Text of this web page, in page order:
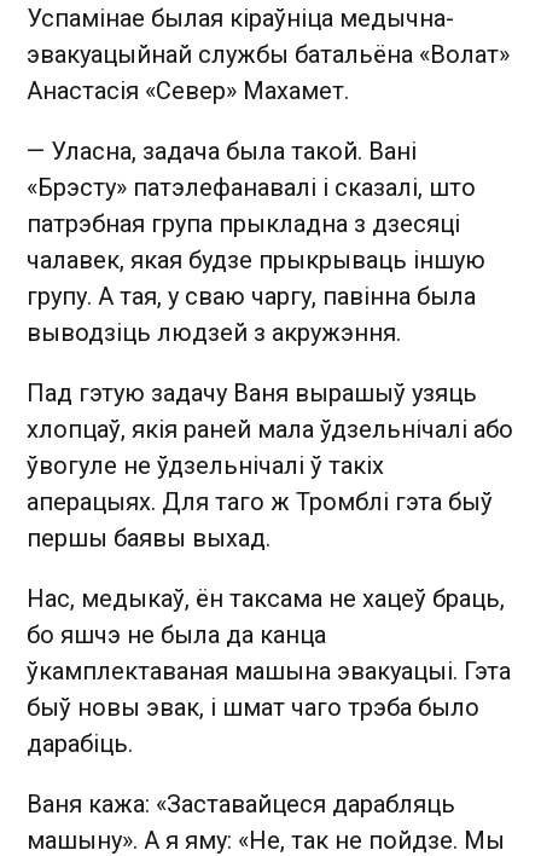
Успамінае былая кіраўніца медычна-
эвакуацыйнай службы батальёна «Волат»
Анастасія «Север» Махамет.
— Уласна, задача была такой. Вані
«Брэсту» патэлефанавалі і сказалі, што
патрэбная група прыкладна з дзесяці
чалавек, якая будзе прыкрываць іншую
групу. А тая, у сваю чаргу, павінна была
выводзіць людзей з акружэння.
Пад гэтую задачу Ваня вырашыў узяць
хлопцаў, якія раней мала ўдзельнічалі або
ўвогуле не ўдзельнічалі ў такіх
аперацыях. Для таго ж Тромблі гэта быў
першы баявы выхад.
Нас, медыкаў, ён таксама не хацеў браць,
бо яшчэ не была да канца
ўкамплектаваная машына эвакуацыі. Гэта
быў новы эвак, і шмат чаго трэба было
дарабіць.
Ваня кажа: «Заставайцеся дарабляць
машыну». А я яму: «Не, так не пойдзе. Мы